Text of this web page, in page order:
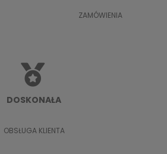
ZAMÓWIENIA
DOSKONAŁA
OBSŁUGA KLIENTA